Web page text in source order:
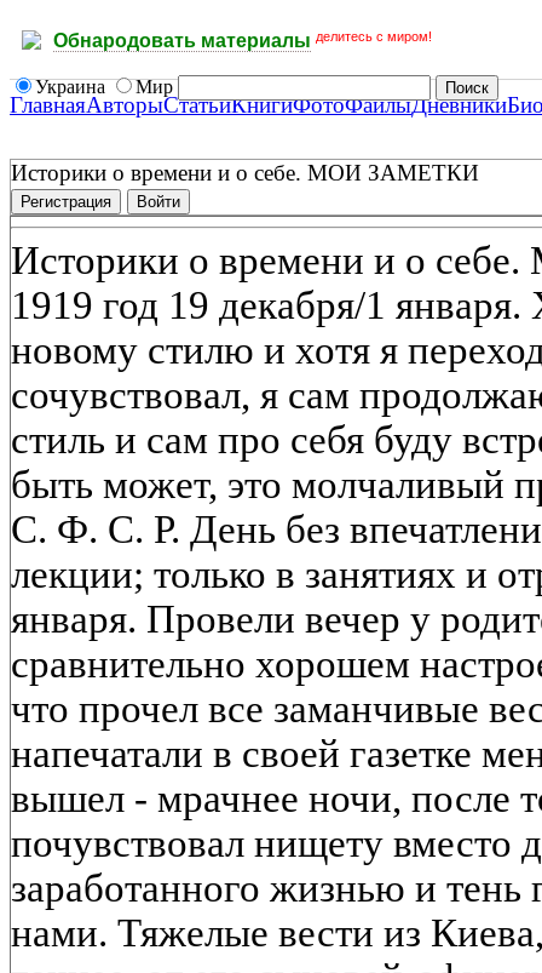
Обнародовать материалы делитесь с миром!
Украина Мир
ГлавнаяАвторыСтатьиКнигиФотоФайлыДневники
Историки о времени и о себе. МОИ ЗАМЕТКИ
Регистрация Войти
Историки о времени и о
1919 год 19 декабря/1
новому стилю и хотя я
сочувствовал, я сам
стиль и сам про себя буду
быть может, это молчаливый
С. Ф. С. Р. День без
лекции; только в занятиях и
января. Провели вечер у
сравнительно хорошем
что прочел все заманчивые
напечатали в своей газетке
вышел - мрачнее ночи, после
почувствовал нищету вместо
заработанного жизнью и тень
нами. Тяжелые вести из